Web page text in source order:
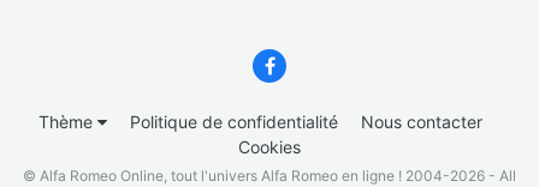
Thème Politique de confidentialité
Nous contacter
Cookies
© Alfa Romeo Online, tout l'univers Alfa Romeo en ligne ! 2004-2026 - All